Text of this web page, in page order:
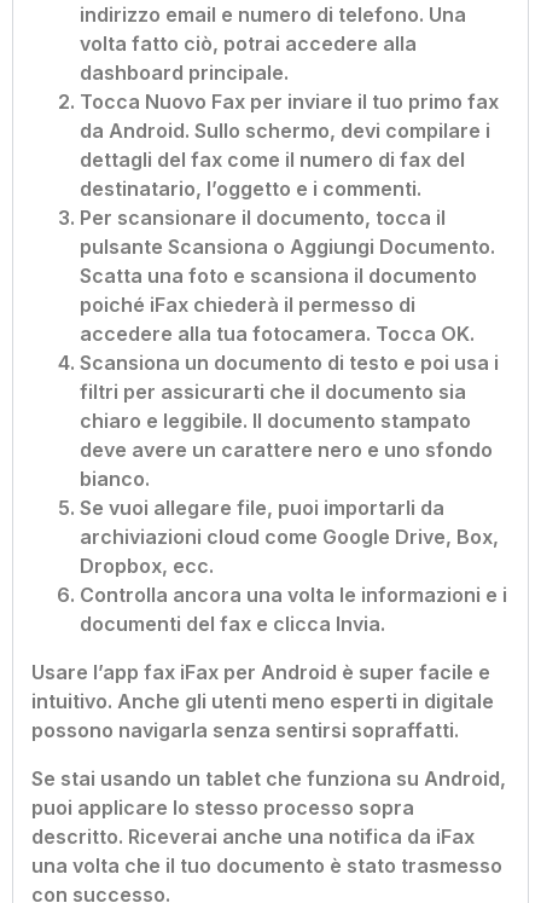
indirizzo email e numero di telefono. Una
volta fatto ciò, potrai accedere alla
dashboard principale.
Tocca Nuovo Fax per inviare il tuo primo fax
da Android. Sullo schermo, devi compilare i
dettagli del fax come il numero di fax del
destinatario, l’oggetto e i commenti.
Per scansionare il documento, tocca il
pulsante Scansiona o Aggiungi Documento.
Scatta una foto e scansiona il documento
poiché iFax chiederà il permesso di
accedere alla tua fotocamera. Tocca OK.
Scansiona un documento di testo e poi usa i
filtri per assicurarti che il documento sia
chiaro e leggibile. Il documento stampato
deve avere un carattere nero e uno sfondo
bianco.
Se vuoi allegare file, puoi importarli da
archiviazioni cloud come Google Drive, Box,
Dropbox, ecc.
Controlla ancora una volta le informazioni e i
documenti del fax e clicca Invia.
Usare l’app fax iFax per Android è super facile e
intuitivo. Anche gli utenti meno esperti in digitale
possono navigarla senza sentirsi sopraffatti.
Se stai usando un tablet che funziona su Android,
puoi applicare lo stesso processo sopra
descritto. Riceverai anche una notifica da iFax
una volta che il tuo documento è stato trasmesso
con successo.